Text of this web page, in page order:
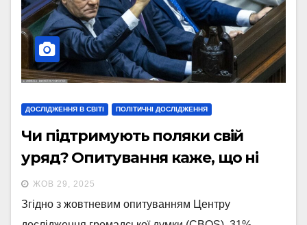
ДОСЛІДЖЕННЯ В СВІТІ ПОЛІТИЧНІ ДОСЛІДЖЕННЯ
Чи підтримують поляки свій
уряд? Опитування каже, що ні
ЖОВ 29, 2025
Згідно з жовтневим опитуванням Центру